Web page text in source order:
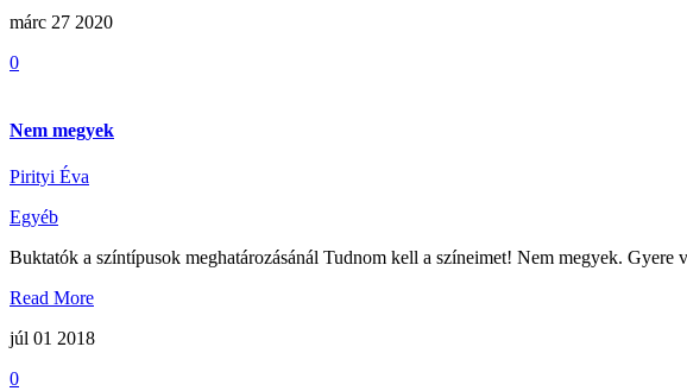
márc 27 2020
0
Nem megyek
Pirityi Éva
Egyéb
Buktatók a színtípusok meghatározásánál Tudnom kell a színeimet! Nem megyek. Gyere
Read More
júl 01 2018
0